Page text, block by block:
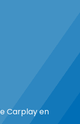
Carplay en